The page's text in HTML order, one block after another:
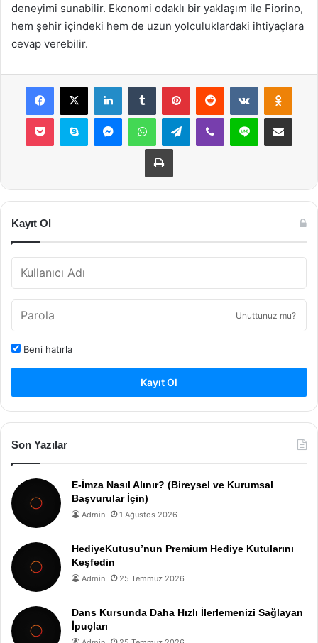
deneyimi sunabilir. Ekonomi odaklı bir yaklaşım ile Fiorino,
hem şehir içindeki hem de uzun yolculuklardaki ihtiyaçlara
cevap verebilir.
Facebook
X LinkedInTumblr PinterestReddit VKontakte
Pocket Skype MessengerWhatsAppTelegramViber Line E-Posta ile
Yazdır
Kayıt Ol
Unuttunuz mu?
Beni hatırla
Kayıt Ol
Son Yazılar
E-İmza Nasıl Alınır? (Bireysel ve Kurumsal
Başvurular İçin)
Admin 1 Ağustos 2026
HediyeKutusu’nun Premium Hediye Kutularını
Keşfedin
Admin 25 Temmuz 2026
Dans Kursunda Daha Hızlı İlerlemenizi Sağlayan
İpuçları